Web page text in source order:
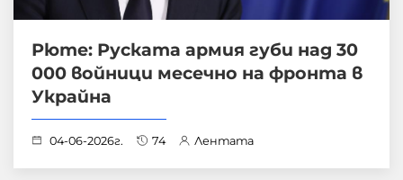
Рюте: Руската армия губи над 30
000 войници месечно на фронта в
Украйна
04-06-2026г. 74 Лентата